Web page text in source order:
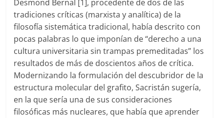
Desmond Bernal [1], procedente de dos de las
tradiciones críticas (marxista y analítica) de la
filosofía sistemática tradicional, había descrito con
pocas palabras lo que imponían de “derecho a una
cultura universitaria sin trampas premeditadas” los
resultados de más de doscientos años de crítica.
Modernizando la formulación del descubridor de la
estructura molecular del grafito, Sacristán sugería,
en la que sería una de sus consideraciones
filosóficas más nucleares, que había que aprender